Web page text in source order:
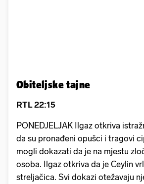
Obiteljske tajne
RTL 22:15
PONEDJELJAK Ilgaz otkriva
da su pronađeni opušci i tragovi
mogli dokazati da je na mjestu
osoba. Ilgaz otkriva da je Ceylin
streljačica. Svi dokazi otežavaju